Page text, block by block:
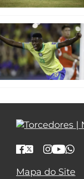
Mapa do Site